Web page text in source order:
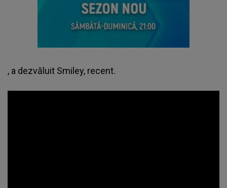
, a dezvăluit Smiley, recent.